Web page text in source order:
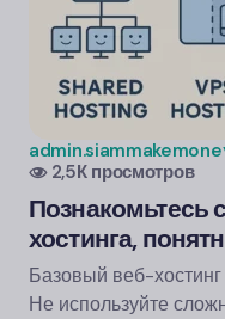
2,5К просмотров
Познакомьтесь
хостинга,
Базовый веб-
Не используйте